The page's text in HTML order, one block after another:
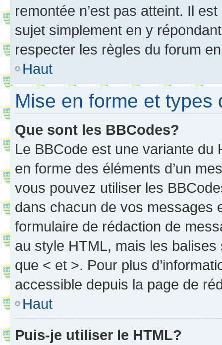
remontée n’est pas atteint. Il
sujet simplement en y
respecter les règles du forum
Haut
Mise en forme et types
Que sont les BBCodes?
Le BBCode est une variante du
en forme des éléments d’un
vous pouvez utiliser les
dans chacun de vos messages
formulaire de rédaction de
au style HTML, mais les
que < et >. Pour plus
accessible depuis la page de
Haut
Puis-je utiliser le HTML?